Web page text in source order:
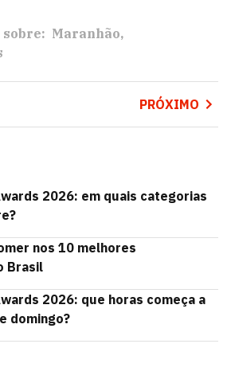
sobre: Maranhão
PRÓXIMO
2026: em quais categorias
nos 10 melhores
Brasil
2026: que horas começa a
domingo?